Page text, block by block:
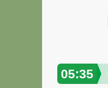
05:35